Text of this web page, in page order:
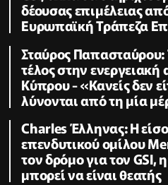
δέουσας επιμέλειας
Ευρωπαϊκή Τράπεζα
Σταύρος Παπασταύρου:
τέλος στην
Κύπρου - «Κανείς δεν
λύνονται από τη μία
Charles Έλληνας: Η
επενδυτικού ομίλου
τον δρόμο για τον GSI,
μπορεί να είναι θεατής